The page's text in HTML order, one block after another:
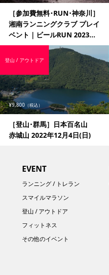
［参加費無料･RUN･神奈川］
湘南ランニングクラブ プレイ
ベント｜ビールRUN 2023...
¥9,800 （税込）
［登山･群馬］日本百名山
赤城山 2022年12月4日(日)
登山 / アウトドア
EVENT
ランニング / トレラン
スマイルマラソン
登山 / アウトドア
フィットネス
その他のイベント